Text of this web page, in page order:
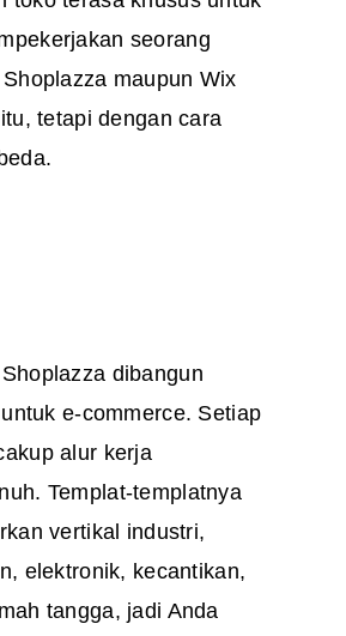
seorang
maupun Wix
tetapi dengan cara
Shoplazza dibangun
e-commerce. Setiap
alur kerja
Templat-templatnya
vertikal industri,
elektronik, kecantikan,
tangga, jadi Anda